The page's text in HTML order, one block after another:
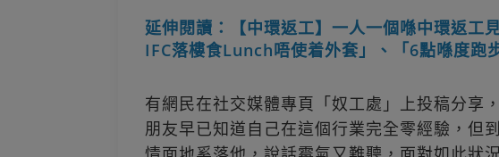
延伸閱讀：【中環返工】一人一個喺中環返工
IFC落樓食Lunch唔使着外套」、「6點喺度跑步
有網民在社交媒體專頁「奴工處」上投稿分享
朋友早已知道自己在這個行業完全零經驗，但